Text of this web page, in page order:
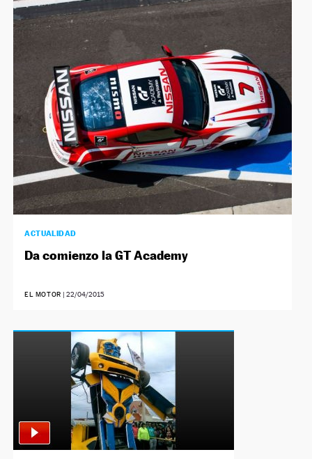
ACTUALIDAD
Da comienzo la GT Academy
EL MOTOR | 22/04/2015